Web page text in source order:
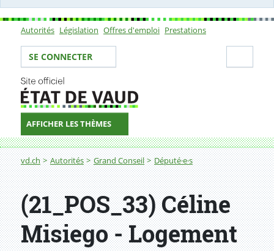
Sous-navigation
Autorités Législation Offres d'emploi Prestations
Votre identité
SE CONNECTER
AFFICHER LES THÈMES
Fil d'Ariane
vd.ch Autorités Grand Conseil Député·e·s
(21_POS_33) Céline
Misiego - Logement